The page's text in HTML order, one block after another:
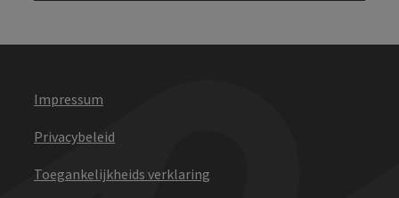
Impressum
Privacybeleid
Toegankelijkheids verklaring